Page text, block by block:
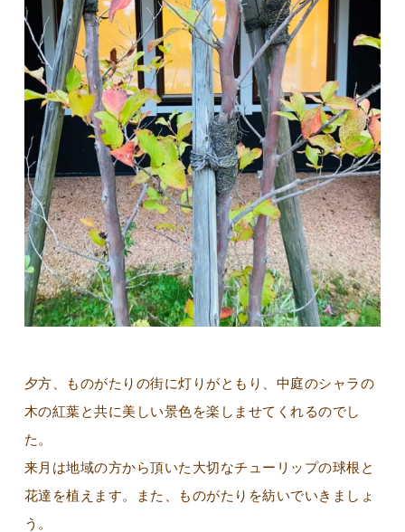
夕方、ものがたりの街に灯りがともり、中庭のシャラの
木の紅葉と共に美しい景色を楽しませてくれるのでし
た。
来月は地域の方から頂いた大切なチューリップの球根と
花達を植えます。また、ものがたりを紡いでいきましょ
う。